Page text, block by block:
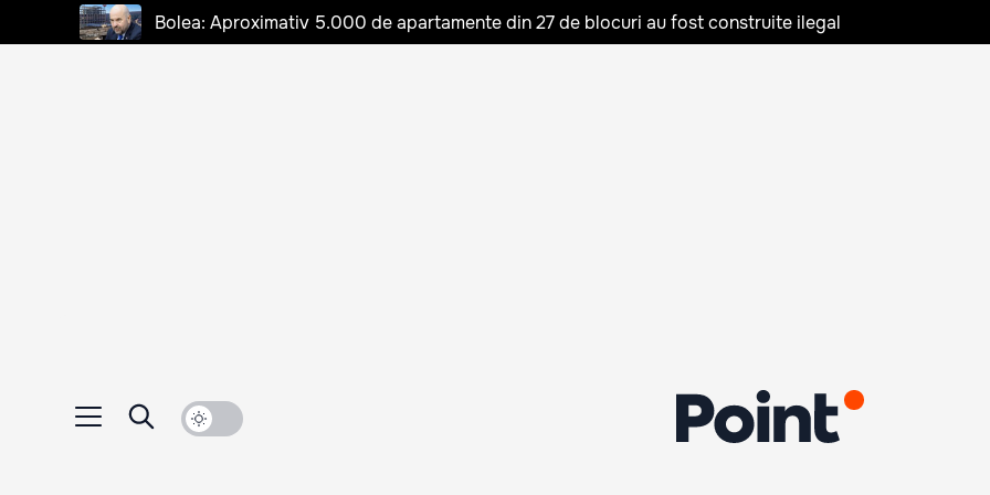
Bolea: Aproximativ 5.000 de apartamente din 27 de blocuri au fost construite ilegal